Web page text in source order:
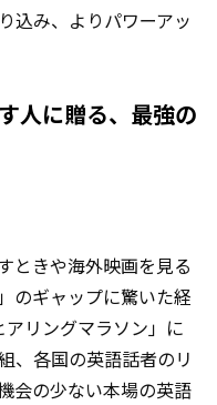
込み、よりパワーアッ
人に贈る、最強の
ときや海外映画を見る
のギャップに驚いた経
リングマラソン」に
、各国の英語話者のリ
会の少ない本場の英語